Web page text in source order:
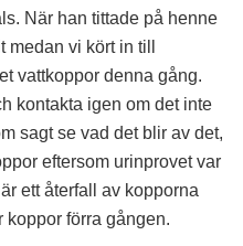
När han tittade på henne
vi kört in till
vattkoppor denna gång.
kontakta igen om det inte
sagt se vad det blir av det,
eftersom urinprovet var
ett återfall av kopporna
koppor förra gången.